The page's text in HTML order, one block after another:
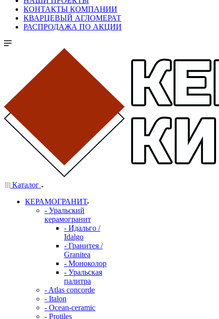
КОНТАКТЫ КОМПАНИИ
КВАРЦЕВЫЙ АГЛОМЕРАТ
РАСПРОДАЖА ПО АКЦИИ
Каталог
КЕРАМОГРАНИТ
- Уральский
керамогранит
- Идальго /
Idalgo
- Гранитея /
Granitea
- Моноколор
- Уральская
палитра
- Atlas concorde
- Italon
- Ocean-ceramic
- Protiles